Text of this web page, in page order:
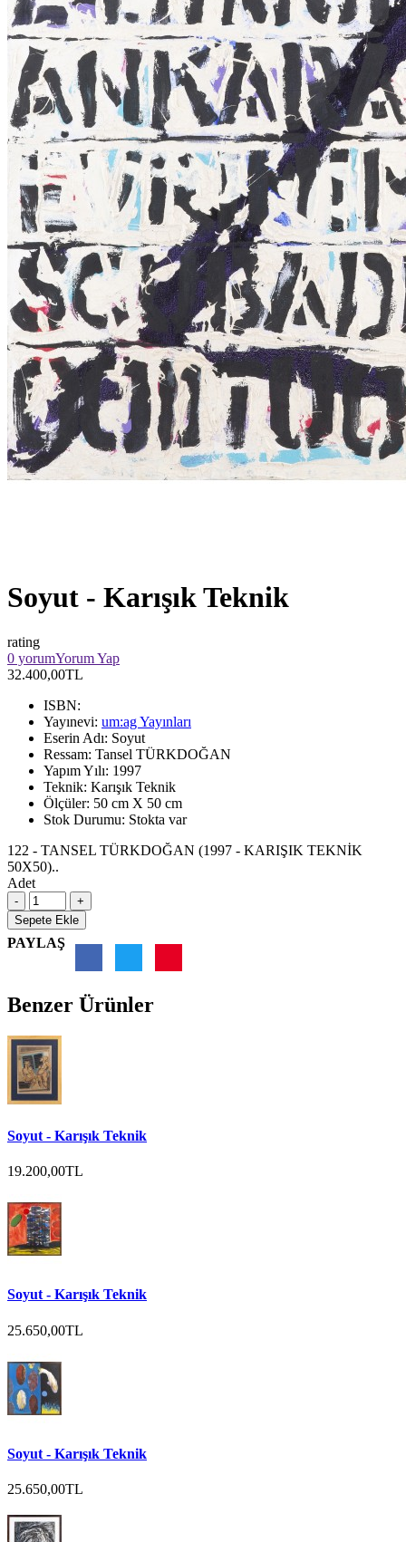
Soyut - Karışık Teknik
rating
0 yorumYorum Yap
32.400,00TL
ISBN:
Yayınevi: um:ag Yayınları
Eserin Adı: Soyut
Ressam: Tansel TÜRKDOĞAN
Yapım Yılı: 1997
Teknik: Karışık Teknik
Ölçüler: 50 cm X 50 cm
Stok Durumu: Stokta var
122 - TANSEL TÜRKDOĞAN (1997 - KARIŞIK TEKNİK
50X50)..
Adet
Sepete Ekle
PAYLAŞ
Benzer Ürünler
Soyut - Karışık Teknik
19.200,00TL
Soyut - Karışık Teknik
25.650,00TL
Soyut - Karışık Teknik
25.650,00TL